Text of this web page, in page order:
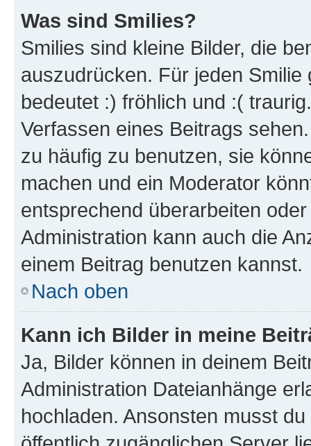
Was sind Smilies?
Smilies sind kleine Bilder, die
auszudrücken. Für jeden
bedeutet :) fröhlich und :(
Verfassen eines Beitrags
zu häufig zu benutzen, sie
machen und ein Moderator
entsprechend überarbeiten
Administration kann auch die
einem Beitrag benutzen kannst.
Nach oben
Kann ich Bilder in meine
Ja, Bilder können in deinem
Administration Dateianhänge
hochladen. Ansonsten musst